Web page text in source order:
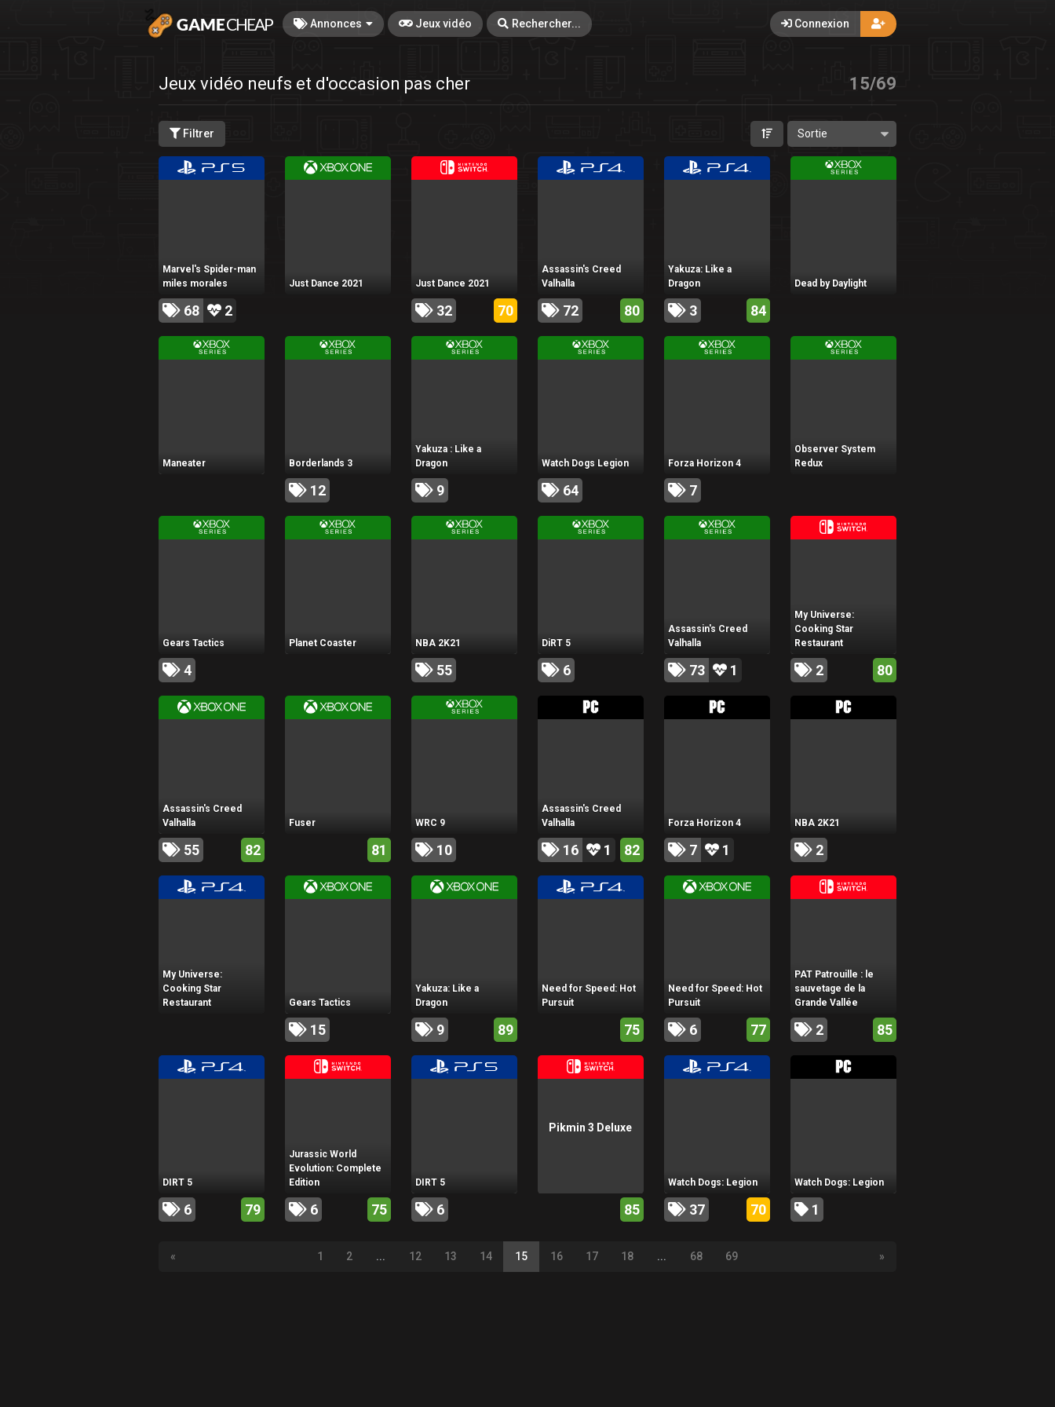
Annonces Jeux vidéo Rechercher... Connexion
Jeux vidéo neufs et d'occasion pas cher 15/69
Filtrer
Marvel's Spider-man
miles morales
68 2
Just Dance 2021 Just Dance 2021
32 70
Assassin's Creed
Valhalla
72 80
Yakuza: Like a
Dragon
3 84
Dead by Daylight
Maneater Borderlands 3
12
Yakuza : Like a
Dragon
9
Watch Dogs Legion
64
Forza Horizon 4
7
Observer System
Redux
Gears Tactics
4
Planet Coaster NBA 2K21
55
DiRT 5
6
Assassin's Creed
Valhalla
73 1
My Universe:
Cooking Star
Restaurant
2 80
Assassin's Creed
Valhalla
55 82
Fuser
81
WRC 9
10
Assassin's Creed
Valhalla
16 1 82
Forza Horizon 4
7 1
NBA 2K21
2
My Universe:
Cooking Star
Restaurant
Gears Tactics
15
Yakuza: Like a
Dragon
9 89
Need for Speed: Hot
Pursuit
75
Need for Speed: Hot
Pursuit
6 77
PAT Patrouille : le
sauvetage de la
Grande Vallée
2 85
DIRT 5
6 79
Jurassic World
Evolution: Complete
Edition
6 75
DIRT 5
6
Pikmin 3 Deluxe
85
Watch Dogs: Legion
37 70
Watch Dogs: Legion
1
« 1 2 ... 12 13 14 15 16 17 18 ... 68 69 »